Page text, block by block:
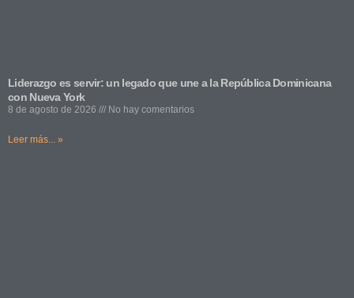
Liderazgo es servir: un legado que une a la República Dominicana
con Nueva York
8 de agosto de 2026 No hay comentarios
Leer más... »